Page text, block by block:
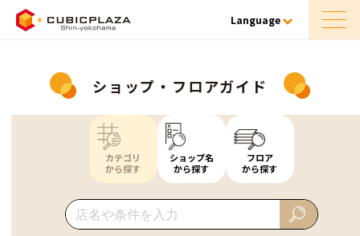
Language
ショップ・フロアガイド
カテゴリ
から探す
ショップ名
から探す
フロア
から探す